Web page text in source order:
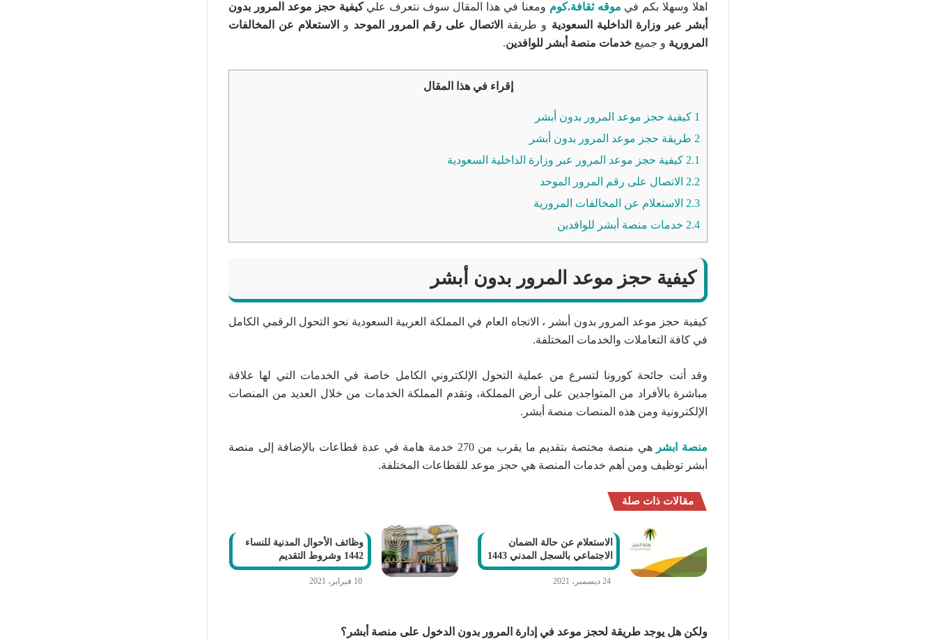
اهلا وسهلا بكم في موقه ثقافة.كوم ومعنا في هذا المقال سوف نتعرف علي كيفية حجز موعد المرور بدون
أبشر عبر وزارة الداخلية السعودية و طريقة الاتصال على رقم المرور الموحد و الاستعلام عن المخالفات
المرورية و جميع خدمات منصة أبشر للوافدين.
إقراء في هذا المقال
1 كيفية حجز موعد المرور بدون أبشر
2 طريقة حجز موعد المرور بدون أبشر
2.1 كيفية حجز موعد المرور عبر وزارة الداخلية السعودية
2.2 الاتصال على رقم المرور الموحد
2.3 الاستعلام عن المخالفات المرورية
2.4 خدمات منصة أبشر للوافدين
كيفية حجز موعد المرور بدون أبشر
كيفية حجز موعد المرور بدون أبشر ، الاتجاه العام في المملكة العربية السعودية نحو التحول الرقمي الكامل
في كافة التعاملات والخدمات المختلفة.
وقد أتت جائحة كورونا لتسرع من عملية التحول الإلكتروني الكامل خاصة في الخدمات التي لها علاقة
مباشرة بالأفراد من المتواجدين على أرض المملكة، وتقدم المملكة الخدمات من خلال العديد من المنصات
الإلكترونية ومن هذه المنصات منصة أبشر.
منصة ابشر
هي منصة مختصة بتقديم ما يقرب من 270 خدمة هامة في عدة قطاعات بالإضافة إلى منصة
أبشر توظيف ومن أهم خدمات المنصة هي حجز موعد للقطاعات المختلفة.
مقالات ذات صلة
الاستعلام عن حالة الضمان
الاجتماعي بالسجل المدني 1443
24 ديسمبر، 2021
وظائف الأحوال المدنية للنساء
1442 وشروط التقديم
10 فبراير، 2021
ولكن هل يوجد طريقة لحجز موعد في إدارة المرور بدون الدخول على منصة أبشر؟